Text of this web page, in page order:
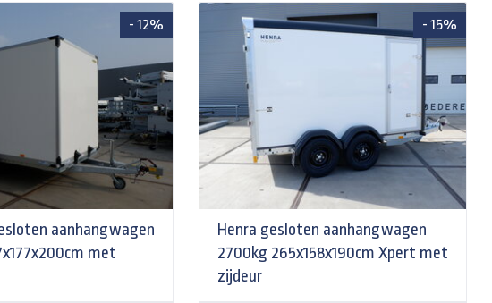
- 12%
aanhangwagen
met
- 15%
Henra gesloten aanhangwagen
2700kg 265x158x190cm Xpert met
zijdeur